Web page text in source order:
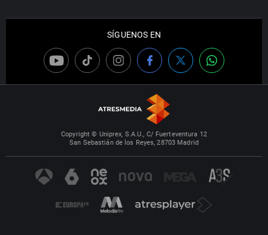
SÍGUENOS EN
Copyright © Uniprex, S.A.U., C/ Fuerteventura 12
San Sebastián de los Reyes, 28703 Madrid